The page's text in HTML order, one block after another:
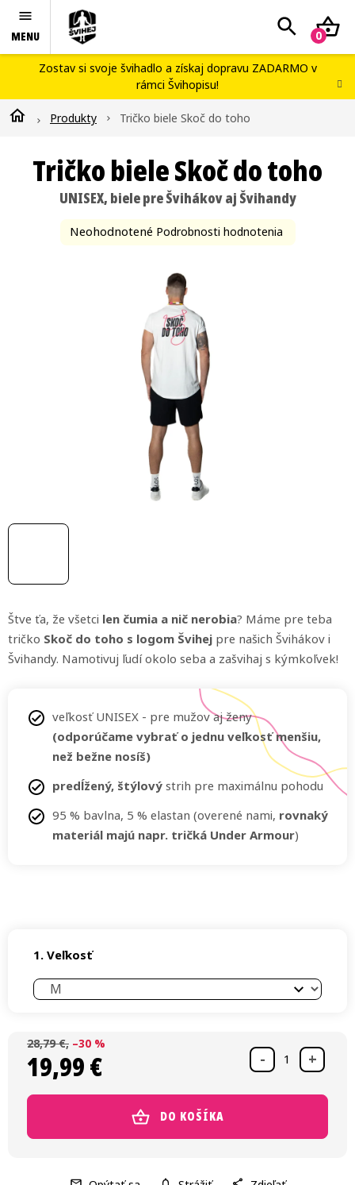
Prejsť
na
Zostav si svoje švihadlo a získaj dopravu ZADARMO v
rámci Švihopisu!
Hľadať
Švihej portál
Náš príbeh
Blog
Workshopy
Kontakty
DomovProdukty Tričko biele Skoč do toho
Štve ťa, že všetci len čumia a nič nerobia? Máme pre teba
tričko Skoč do toho s logom Švihej pre našich Švihákov i
Švihandy. Namotivuj ľudí okolo seba a zašvihaj s kýmkoľvek!
veľkosť UNISEX - pre mužov aj ženy
(odporúčame vybrať o jednu veľkosť menšiu,
než bežne nosíš)
predĺžený, štýlovýstrih pre maximálnu pohodu
95 % bavlna, 5 % elastan (overené nami, rovnaký
materiál majú napr. tričká Under Armour)
Veľkosť
28,79 € –30 %
19,99 € Jednotková cena:
DO KOŠÍKA
Tričko biele Skoč do toho
UNISEX, biele pre Švihákov aj Švihandy
Priemerné
Neohodnotené Podrobnosti hodnotenia